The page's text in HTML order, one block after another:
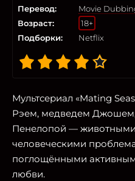
Перевод:
Movie
Возраст:
18+
Подборки:
Netflix
Мультсериал «Mating
Рэем, медведем
Пенелопой —
человеческими
поглощёнными
любви.